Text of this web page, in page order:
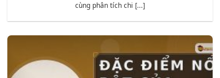
cùng phân tích chi [...]